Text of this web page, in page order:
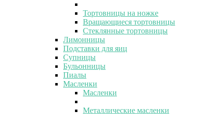
Тортовницы на ножке
Вращающиеся тортовницы
Стеклянные тортовницы
Лимонницы
Подставки для яиц
Супницы
Бульонницы
Пиалы
Масленки
Масленки
Металлические масленки